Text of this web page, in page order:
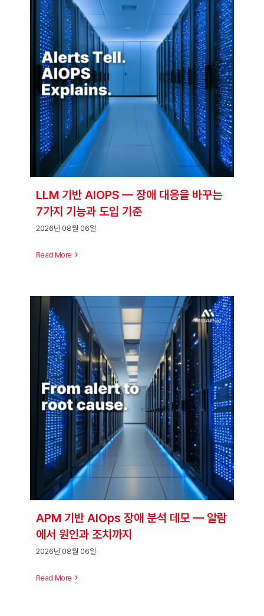
LLM 기반 AIOPS — 장애 대응을 바꾸는
7가지 기능과 도입 기준
2026년 08월 06일
Read More
APM 기반 AIOps 장애 분석 데모 — 알람
에서 원인과 조치까지
2026년 08월 06일
Read More